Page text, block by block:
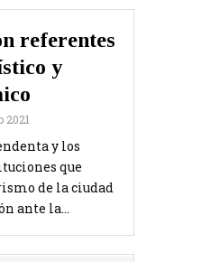
referentes
y
2021
y los
que
de la ciudad
ante la...